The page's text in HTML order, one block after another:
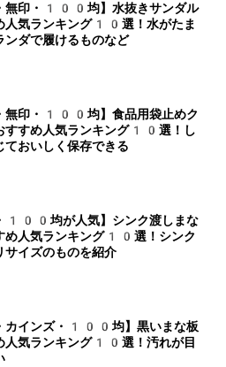
・無印・100均】水抜きサンダル
人気ランキング10選！水がたま
ンダで履けるものなど
・無印・100均】食品用袋止めク
すすめ人気ランキング10選！し
ておいしく保存できる
・100均が人気】シンク渡しまな
め人気ランキング10選！シンク
サイズのものを紹介
・カインズ・100均】黒いまな板
人気ランキング10選！汚れが目